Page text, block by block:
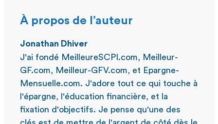
À propos de l’auteur
Jonathan Dhiver
J'ai fondé MeilleureSCPI.com, Meilleur-
GF.com, Meilleur-GFV.com, et Epargne-
Mensuelle.com. J'adore tout ce qui touche à
l'épargne, l'éducation financière, et la
fixation d'objectifs. Je pense qu'une des